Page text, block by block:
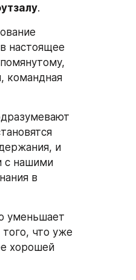
.
настоящее
командная
и
с нашими
в
уменьшает
что уже
хорошей